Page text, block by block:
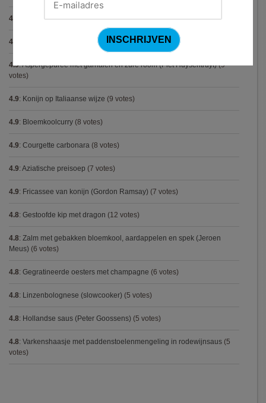
4.9 Pizza chicken BBQ(11 votes)
4.9 Steak chimichurri (Gordon Ramsay)(10 votes)
4.9:Aspergepuree met garnalen en zure room (Piet Huysentruyt)(9
votes)
4.9: Konijn op Italiaanse wijze (9 votes)
4.9: Bloemkoolcurry (8 votes)
4.9: Courgette carbonara (8 votes)
4.9: Aziatische preisoep (7 votes)
4.9: Fricassee van konijn (Gordon Ramsay) (7 votes)
4.8: Gestoofde kip met dragon (12 votes)
4.8: Zalm met gebakken bloemkool, aardappelen en spek (Jeroen
Meus) (6 votes)
4.8: Gegratineerde oesters met champagne (6 votes)
4.8: Linzenbolognese (slowcooker) (5 votes)
4.8: Hollandse saus (Peter Goossens) (5 votes)
4.8: Varkenshaasje met paddenstoelenmengeling in rodewijnsaus (5
votes)